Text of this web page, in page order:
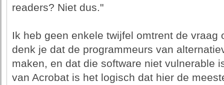
readers? Niet dus."
Ik heb geen enkele twijfel omtrent de vraag
denk je dat de programmeurs van
maken, en dat die software niet vulnerable
van Acrobat is het logisch dat hier de